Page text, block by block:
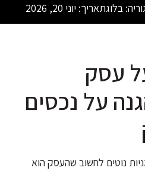
בלוגתאריך: יוני 20, 2026
עסק
על נכסים
נוטים לחשוב שהעסק הוא